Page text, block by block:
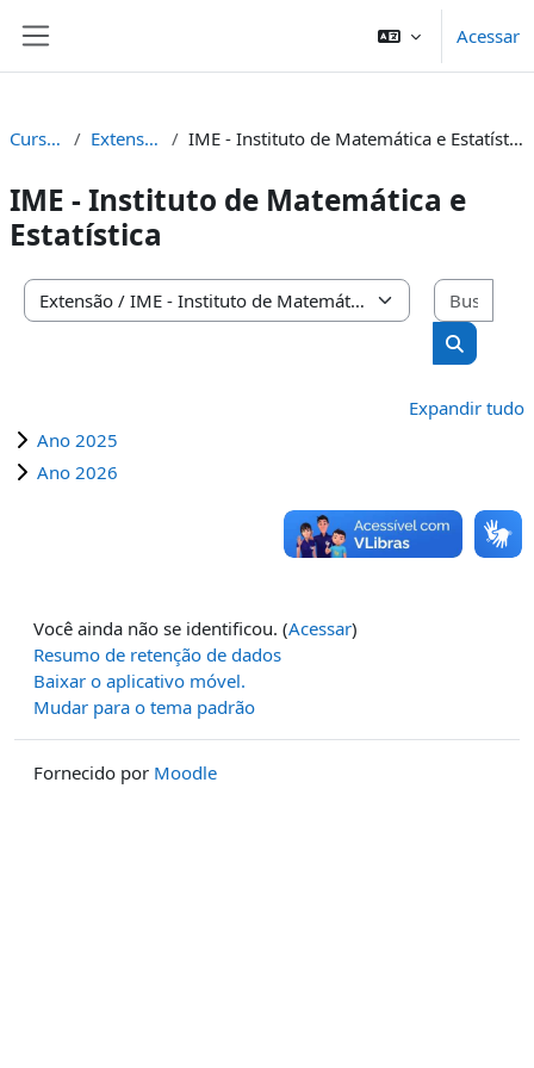
Acessar
Cursos Extensão IME - Instituto de Matemática e Estatística
IME - Instituto de Matemática e
Estatística
Categorias de Cursos
Buscar
Expandir tudo
Ano 2025
Ano 2026
Você ainda não se identificou. (Acessar)
Resumo de retenção de dados
Baixar o aplicativo móvel.
Mudar para o tema padrão
Fornecido por Moodle